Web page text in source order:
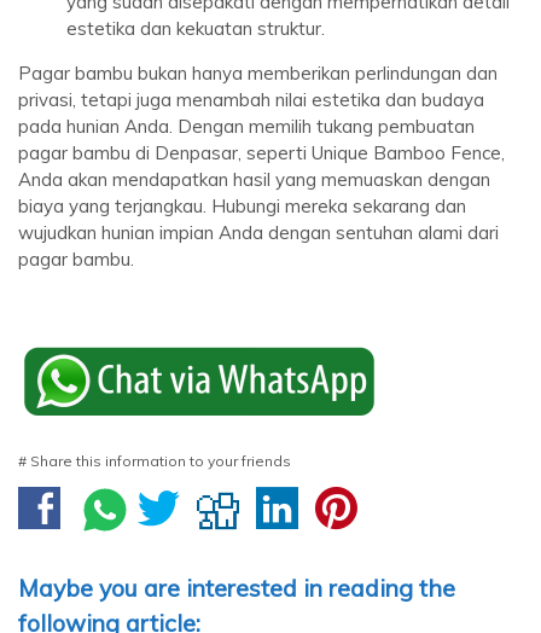
estetika dan kekuatan struktur.
Pagar bambu bukan hanya memberikan perlindungan dan
privasi, tetapi juga menambah nilai estetika dan budaya
pada hunian Anda. Dengan memilih tukang pembuatan
pagar bambu di Denpasar, seperti Unique Bamboo Fence,
Anda akan mendapatkan hasil yang memuaskan dengan
biaya yang terjangkau. Hubungi mereka sekarang dan
wujudkan hunian impian Anda dengan sentuhan alami dari
pagar bambu.
# Share this information to your friends
Maybe you are interested in reading the
following article: